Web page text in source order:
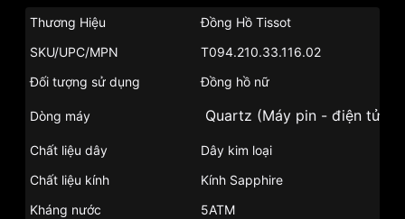
Thương Hiệu
Đồng Hồ Tissot
SKU/UPC/MPN
T094.210.33.116.02
Đối tượng sử dụng
Đồng hồ nữ
Dòng máy Quartz (Máy pin - điện tử)
Chất liệu dây
Dây kim loại
Chất liệu kính
Kính Sapphire
Kháng nước
5ATM